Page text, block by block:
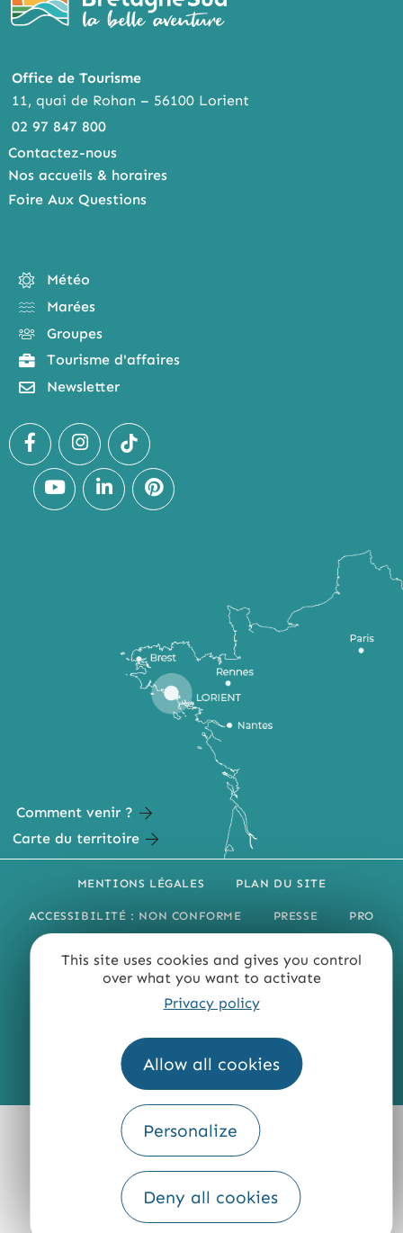
This site uses cookies and gives you control
over what you want to activate
Privacy policy
Allow all cookies
Personalize
Deny all cookies
Office de Tourisme
11, quai de Rohan – 56100 Lorient
02 97 847 800
Contactez-nous
Nos accueils & horaires
Foire Aux Questions
Météo
Marées
Groupes
Tourisme d'affaires
Newsletter
Comment venir ?
Carte du territoire
MENTIONS LÉGALES PLAN DU SITE
ACCESSIBILITÉ : NON CONFORME PRESSE PRO
Fourni par
Traduction